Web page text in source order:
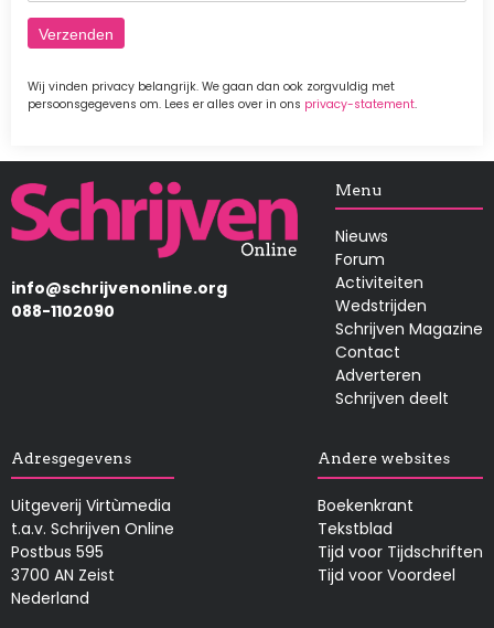
Wij vinden privacy belangrijk. We gaan dan ook zorgvuldig met
persoonsgegevens om. Lees er alles over in ons privacy-statement.
Afbeelding
info@schrijvenonline.org
088-1102090
Menu
Nieuws
Forum
Activiteiten
Wedstrijden
Schrijven Magazine
Contact
Adverteren
Schrijven deelt
Adresgegevens
Uitgeverij Virtùmedia
t.a.v. Schrijven Online
Postbus 595
3700 AN Zeist
Nederland
Andere websites
Boekenkrant
Tekstblad
Tijd voor Tijdschriften
Tijd voor Voordeel